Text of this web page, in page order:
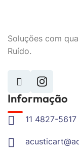
Soluções com
Ruído.
Informação
11 4827-5617